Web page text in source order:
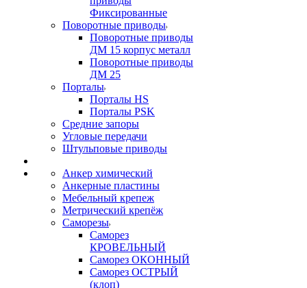
Фиксированные
Поворотные приводы
Поворотные приводы
ДМ 15 корпус металл
Поворотные приводы
ДМ 25
Порталы
Порталы HS
Порталы PSK
Средние запоры
Угловые передачи
Штульповые приводы
Анкер химический
Анкерные пластины
Мебельный крепеж
Метрический крепёж
Саморезы
Саморез
КРОВЕЛЬНЫЙ
Саморез ОКОННЫЙ
Саморез ОСТРЫЙ
(клоп)